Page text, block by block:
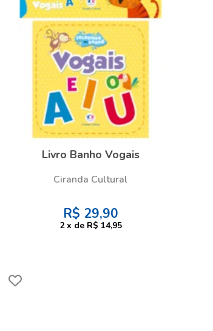
Livro Banho Vogais
Ciranda Cultural
R$ 29,90
2 x de R$ 14,95